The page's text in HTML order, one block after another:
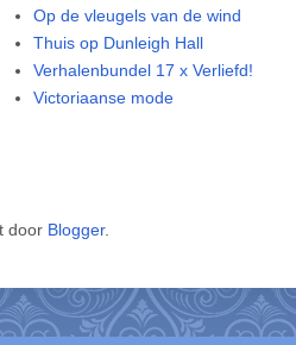
Op de vleugels van de wind
Thuis op Dunleigh Hall
Verhalenbundel 17 x Verliefd!
Victoriaanse mode
door Blogger.